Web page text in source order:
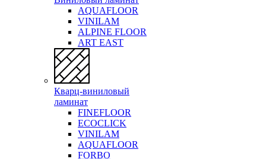
AQUAFLOOR
VINILAM
ALPINE FLOOR
ART EAST
Кварц-виниловый
ламинат
FINEFLOOR
ECOCLICK
VINILAM
AQUAFLOOR
FORBO